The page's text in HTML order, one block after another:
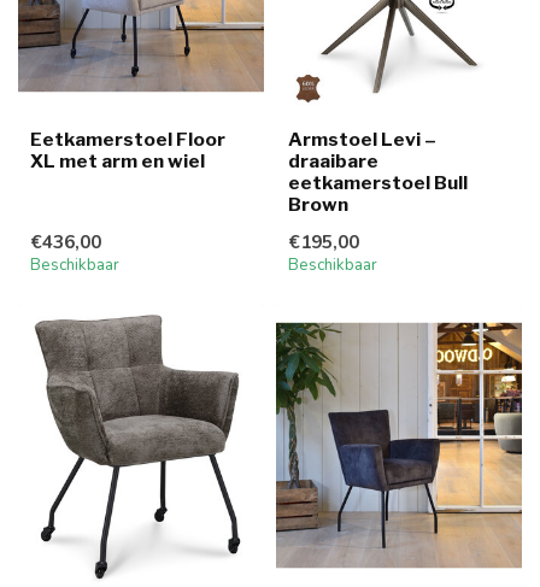
Eetkamerstoel Floor
XL met arm en wiel
€436,00
Beschikbaar
Armstoel Levi –
draaibare
eetkamerstoel Bull
Brown
€195,00
Beschikbaar